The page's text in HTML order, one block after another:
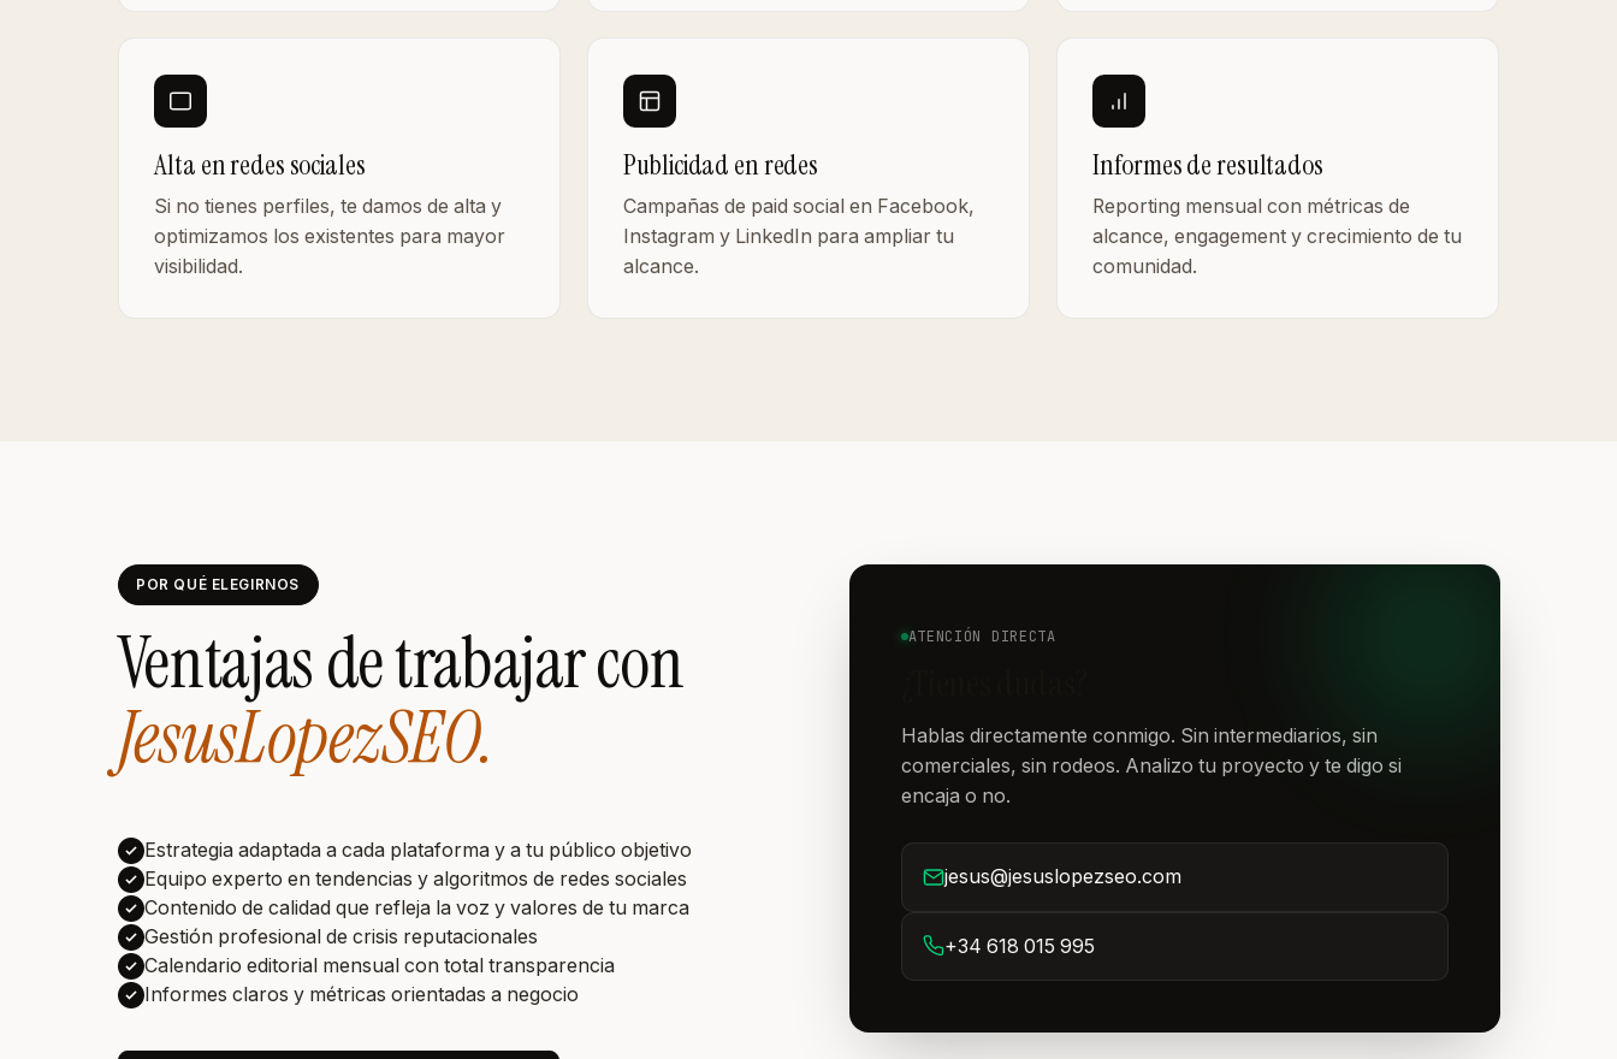
Alta en redes sociales
Si no tienes perfiles, te damos de alta y
optimizamos los existentes para mayor
visibilidad.
Publicidad en redes
Campañas de paid social en Facebook,
Instagram y LinkedIn para ampliar tu
alcance.
Informes de resultados
Reporting mensual con métricas de
alcance, engagement y crecimiento de tu
comunidad.
POR QUÉ ELEGIRNOS
Ventajas de trabajar con
JesusLopezSEO.
Estrategia adaptada a cada plataforma y a tu público objetivo
Equipo experto en tendencias y algoritmos de redes sociales
Contenido de calidad que refleja la voz y valores de tu marca
Gestión profesional de crisis reputacionales
Calendario editorial mensual con total transparencia
Informes claros y métricas orientadas a negocio
ATENCIÓN DIRECTA
Hablas directamente conmigo. Sin intermediarios, sin
comerciales, sin rodeos. Analizo tu proyecto y te digo si
encaja o no.
jesus@jesuslopezseo.com
+34 618 015 995